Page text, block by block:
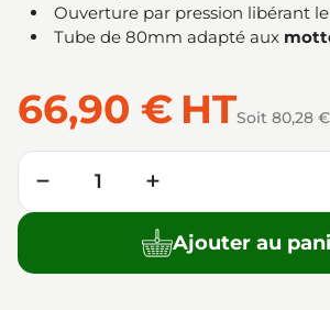
Ouverture par pression libérant le
Tube de 80mm adapté aux
66,90 € HTSoit 80,28 €
Quantité
− +
Ajouter au